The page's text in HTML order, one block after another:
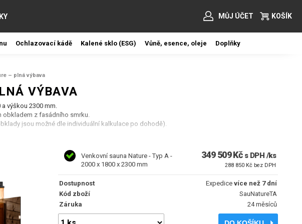
MŮJ ÚČET KOŠÍK
Ochlazovací kádě Kalené sklo (ESG) Vůně, esence, oleje Doplňky
– plná výbava
VÝBAVA
a výškou 2300 mm.
obkladem z fasádního smrku.
jsou možné dle individuální kalkulace po dohodě).
zad, mezi-lavicová výplň, ohrádka topidla).
plechu v antracitové barvě, včetně okapu, střecha bez přesahu stěny, dvojitá
z kaleného skla, tloušťka 8 mm, barva skla na výběr (šedé, bronz, čiré).
úpravy s podlahovým roštem z africké vrby Abachi.
Venkovní sauna Nature - Typ A -
2000 x 1800 x 2300 mm
349 509 Kč s DPH /ks
288 850 Kč bez DPH
Dostupnost Expedice více než 7 dní
Kód zboží
SauNatureTA
Záruka
24 měsíců